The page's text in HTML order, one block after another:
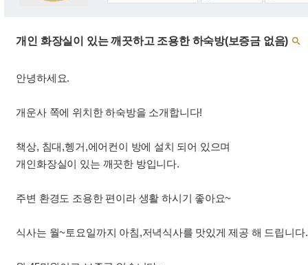
개인 화장실이 있는 깨끗하고 조용한 하숙방(보증금 없음) 
안녕하세요.
개운사 쪽에 위치한 하숙방을 소개합니다!
책상, 침대,헹거,에어컨이 방에 설치 되어 있으며
개인화장실이 있는 깨끗한 방입니다.
주변 환경도 조용한 편이라 생활 하시기 좋아요~
식사는 월~토요일까지 아침,저녁식사를 맛있게 제공 해 드립니다.